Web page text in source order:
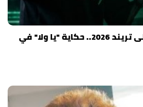
من الأبيض والأسود إلى تريند 2026.. حكاية "يا ولا" في